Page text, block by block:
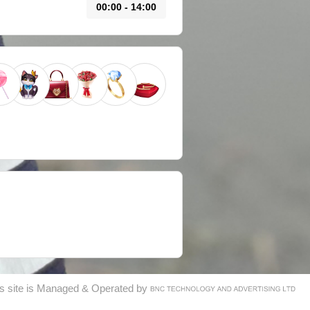
00:00 - 14:00
site is Managed & Operated by